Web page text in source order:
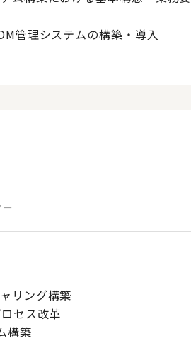
管理システムの構築・導入
リング構築
セス改革
構築